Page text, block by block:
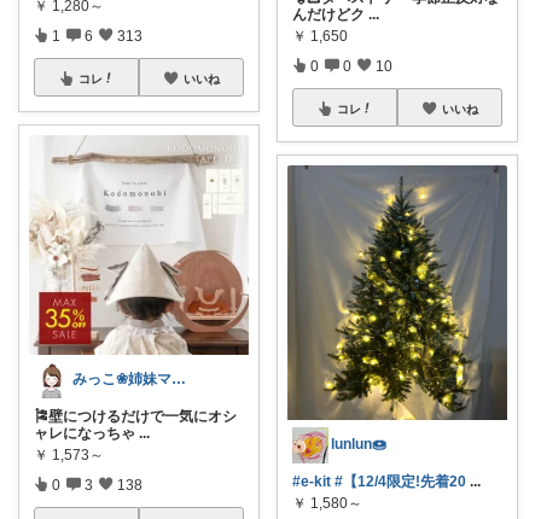
￥ 1,280～
1 6 313
コレ いいね
みっこ❀姉妹ママ👭
🎏壁につけるだけで一気にオシ
ャレになっちゃ ...
￥ 1,573～
0 3 138
んだけどク ...
￥ 1,650
0 0 10
コレ いいね
lunlun🍩
#e-kit #【12/4限定!先着20 ...
￥ 1,580～